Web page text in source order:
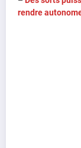
rendre